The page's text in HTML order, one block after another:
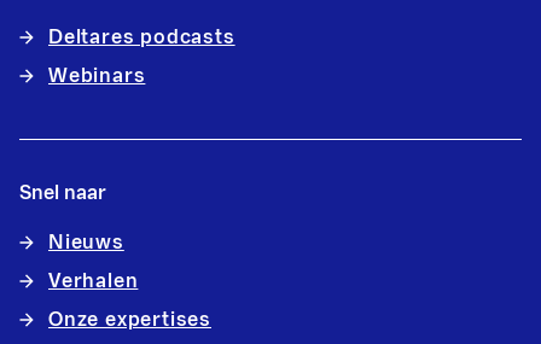
Deltares podcasts
Webinars
Snel naar
Nieuws
Verhalen
Onze expertises